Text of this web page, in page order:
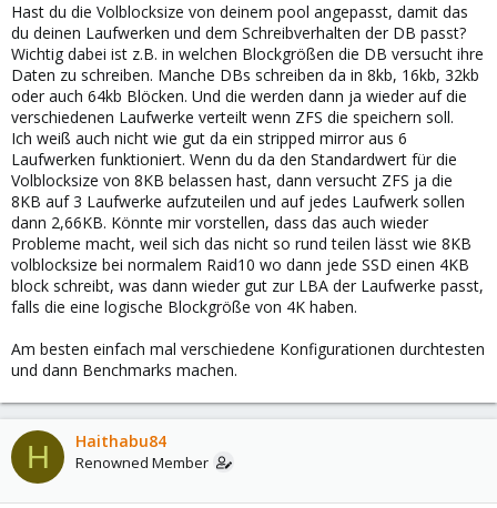
Hast du die Volblocksize von deinem pool angepasst, damit das
du deinen Laufwerken und dem Schreibverhalten der DB passt?
Wichtig dabei ist z.B. in welchen Blockgrößen die DB versucht ihre
Daten zu schreiben. Manche DBs schreiben da in 8kb, 16kb, 32kb
oder auch 64kb Blöcken. Und die werden dann ja wieder auf die
verschiedenen Laufwerke verteilt wenn ZFS die speichern soll.
Ich weiß auch nicht wie gut da ein stripped mirror aus 6
Laufwerken funktioniert. Wenn du da den Standardwert für die
Volblocksize von 8KB belassen hast, dann versucht ZFS ja die
8KB auf 3 Laufwerke aufzuteilen und auf jedes Laufwerk sollen
dann 2,66KB. Könnte mir vorstellen, dass das auch wieder
Probleme macht, weil sich das nicht so rund teilen lässt wie 8KB
volblocksize bei normalem Raid10 wo dann jede SSD einen 4KB
block schreibt, was dann wieder gut zur LBA der Laufwerke passt,
falls die eine logische Blockgröße von 4K haben.
Am besten einfach mal verschiedene Konfigurationen durchtesten
und dann Benchmarks machen.
H Haithabu84
Renowned Member